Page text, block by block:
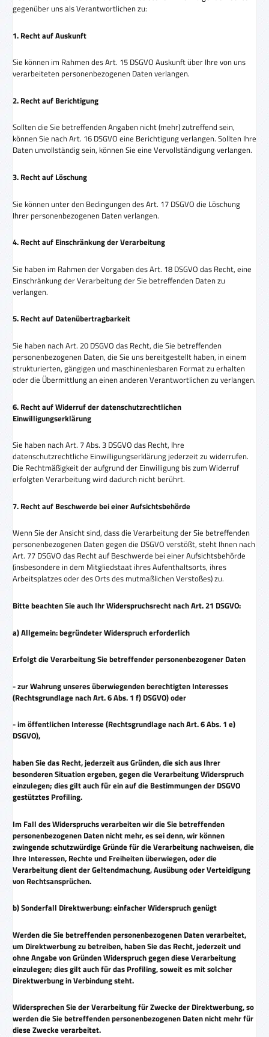
gegenüber uns als Verantwortlichen zu:
1. Recht auf Auskunft
Sie können im Rahmen des Art. 15 DSGVO Auskunft über Ihre von uns
verarbeiteten personenbezogenen Daten verlangen.
2. Recht auf Berichtigung
Sollten die Sie betreffenden Angaben nicht (mehr) zutreffend sein,
können Sie nach Art. 16 DSGVO eine Berichtigung verlangen. Sollten Ihre
Daten unvollständig sein, können Sie eine Vervollständigung verlangen.
3. Recht auf Löschung
Sie können unter den Bedingungen des Art. 17 DSGVO die Löschung
Ihrer personenbezogenen Daten verlangen.
4. Recht auf Einschränkung der Verarbeitung
Sie haben im Rahmen der Vorgaben des Art. 18 DSGVO das Recht, eine
Einschränkung der Verarbeitung der Sie betreffenden Daten zu
verlangen.
5. Recht auf Datenübertragbarkeit
Sie haben nach Art. 20 DSGVO das Recht, die Sie betreffenden
personenbezogenen Daten, die Sie uns bereitgestellt haben, in einem
strukturierten, gängigen und maschinenlesbaren Format zu erhalten
oder die Übermittlung an einen anderen Verantwortlichen zu verlangen.
6. Recht auf Widerruf der datenschutzrechtlichen
Einwilligungserklärung
Sie haben nach Art. 7 Abs. 3 DSGVO das Recht, Ihre
datenschutzrechtliche Einwilligungserklärung jederzeit zu widerrufen.
Die Rechtmäßigkeit der aufgrund der Einwilligung bis zum Widerruf
erfolgten Verarbeitung wird dadurch nicht berührt.
7. Recht auf Beschwerde bei einer Aufsichtsbehörde
Wenn Sie der Ansicht sind, dass die Verarbeitung der Sie betreffenden
personenbezogenen Daten gegen die DSGVO verstößt, steht Ihnen nach
Art. 77 DSGVO das Recht auf Beschwerde bei einer Aufsichtsbehörde
(insbesondere in dem Mitgliedstaat ihres Aufenthaltsorts, ihres
Arbeitsplatzes oder des Orts des mutmaßlichen Verstoßes) zu.
Bitte beachten Sie auch Ihr Widerspruchsrecht nach Art. 21 DSGVO:
a) Allgemein: begründeter Widerspruch erforderlich
Erfolgt die Verarbeitung Sie betreffender personenbezogener Daten
- zur Wahrung unseres überwiegenden berechtigten Interesses
(Rechtsgrundlage nach Art. 6 Abs. 1 f) DSGVO) oder
- im öffentlichen Interesse (Rechtsgrundlage nach Art. 6 Abs. 1 e)
DSGVO),
haben Sie das Recht, jederzeit aus Gründen, die sich aus Ihrer
besonderen Situation ergeben, gegen die Verarbeitung Widerspruch
einzulegen; dies gilt auch für ein auf die Bestimmungen der DSGVO
gestütztes Profiling.
Im Fall des Widerspruchs verarbeiten wir die Sie betreffenden
personenbezogenen Daten nicht mehr, es sei denn, wir können
zwingende schutzwürdige Gründe für die Verarbeitung nachweisen, die
Ihre Interessen, Rechte und Freiheiten überwiegen, oder die
Verarbeitung dient der Geltendmachung, Ausübung oder Verteidigung
von Rechtsansprüchen.
b) Sonderfall Direktwerbung: einfacher Widerspruch genügt
Werden die Sie betreffenden personenbezogenen Daten verarbeitet,
um Direktwerbung zu betreiben, haben Sie das Recht, jederzeit und
ohne Angabe von Gründen Widerspruch gegen diese Verarbeitung
einzulegen; dies gilt auch für das Profiling, soweit es mit solcher
Direktwerbung in Verbindung steht.
Widersprechen Sie der Verarbeitung für Zwecke der Direktwerbung, so
werden die Sie betreffenden personenbezogenen Daten nicht mehr für
diese Zwecke verarbeitet.